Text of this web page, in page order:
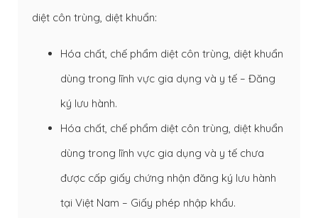
diệt côn trùng, diệt khuẩn:
Hóa chất, chế phẩm diệt côn trùng, diệt khuẩn
dùng trong lĩnh vực gia dụng và y tế – Đăng
ký lưu hành.
Hóa chất, chế phẩm diệt côn trùng, diệt khuẩn
dùng trong lĩnh vực gia dụng và y tế chưa
được cấp giấy chứng nhận đăng ký lưu hành
tại Việt Nam – Giấy phép nhập khẩu.